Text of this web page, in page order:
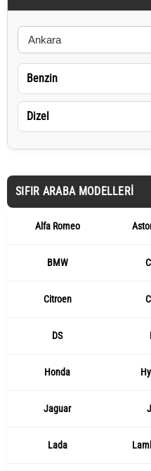
Benzin
Dizel
SIFIR ARABA MODELLERI
Alfa Romeo
BMW
Citroen
DS
Honda
Jaguar
Lada